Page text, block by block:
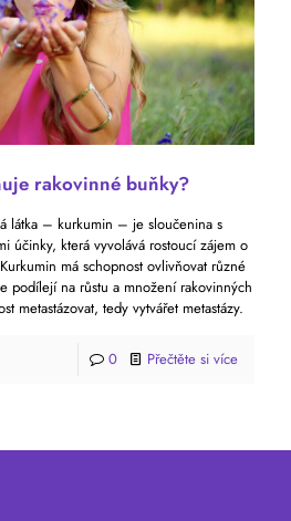
rakovinné buňky?
látka – kurkumin – je sloučenina s
účinky, která vyvolává rostoucí zájem o
má schopnost ovlivňovat různé
podílejí na růstu a množení rakovinných
metastázovat, tedy vytvářet metastázy.
0 Přečtěte si více